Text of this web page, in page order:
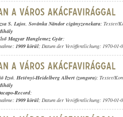
S. Lajos, Sovánka Nándor cigányzenekara; Texter/
Magyar Hanglemez Gyár;
1909 körül; Datum der Veröffentlichung: 1970-01-
Izsó, Hetényi-Heidelberg Albert (zongora); Texter/
Record;
1909 körül; Datum der Veröffentlichung: 1970-01-